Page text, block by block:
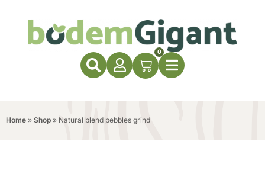
0
Home » Shop » Natural blend pebbles grind